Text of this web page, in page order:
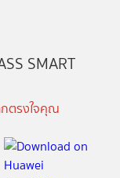
SMART
ตรงใจคุณ